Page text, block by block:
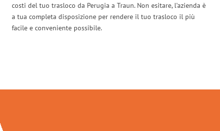
costi del tuo trasloco da Perugia a Traun. Non esitare, l’azienda è
a tua completa disposizione per rendere il tuo trasloco il più
facile e conveniente possibile.